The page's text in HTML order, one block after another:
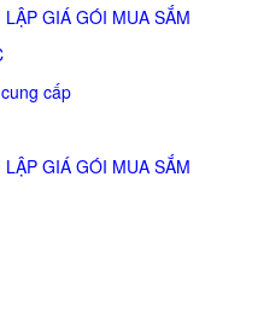
GIÁ GÓI MUA SẮM
cấp
GIÁ GÓI MUA SẮM